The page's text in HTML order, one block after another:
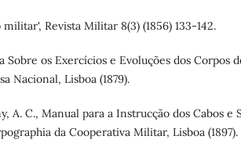
Revista Militar 8(3) (1856) 133-142.
Sobre os Exercícios e Evoluções dos Corpos
Nacional, Lisboa (1879).
A. C., Manual para a Instrucção dos Cabos e
da Cooperativa Militar, Lisboa (1897).